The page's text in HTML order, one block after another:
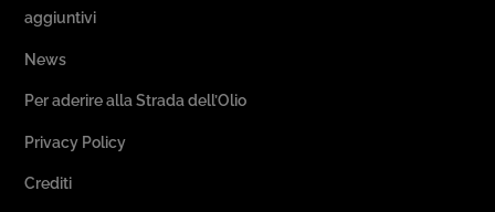
aggiuntivi
News
Per aderire alla Strada dell’Olio
Privacy Policy
Crediti